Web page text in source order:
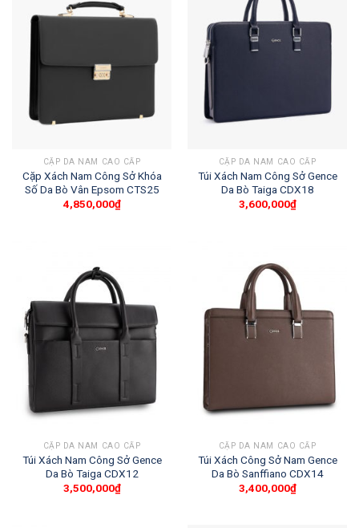
CẶP DA NAM CAO CẤP
Cặp Xách Nam Công Sở Khóa
Số Da Bò Vân Epsom CTS25
4,850,000₫
CẶP DA NAM CAO CẤP
Túi Xách Nam Công Sở Gence
Da Bò Taiga CDX18
3,600,000₫
CẶP DA NAM CAO CẤP
Túi Xách Nam Công Sở Gence
Da Bò Taiga CDX12
3,500,000₫
CẶP DA NAM CAO CẤP
Túi Xách Công Sở Nam Gence
Da Bò Sanffiano CDX14
3,400,000₫